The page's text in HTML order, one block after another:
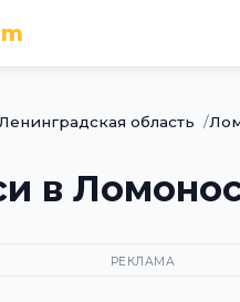
Ленинградская область
в
РЕКЛАМА